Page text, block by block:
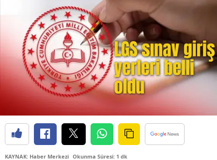
KAYNAK: Haber Merkezi Okunma Süresi: 1 dk